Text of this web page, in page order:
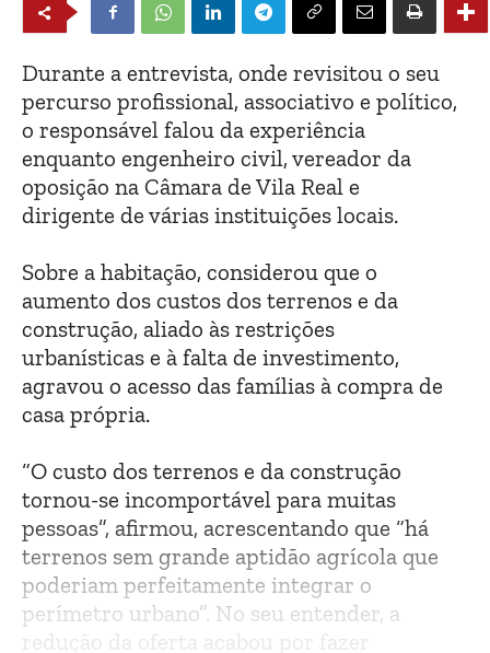
Durante a entrevista, onde revisitou o seu
percurso profissional, associativo e político,
o responsável falou da experiência
enquanto engenheiro civil, vereador da
oposição na Câmara de Vila Real e
dirigente de várias instituições locais.
Sobre a habitação, considerou que o
aumento dos custos dos terrenos e da
construção, aliado às restrições
urbanísticas e à falta de investimento,
agravou o acesso das famílias à compra de
casa própria.
“O custo dos terrenos e da construção
tornou-se incomportável para muitas
pessoas”, afirmou, acrescentando que “há
terrenos sem grande aptidão agrícola que
poderiam perfeitamente integrar o
perímetro urbano”. No seu entender, a
redução da oferta acabou por fazer